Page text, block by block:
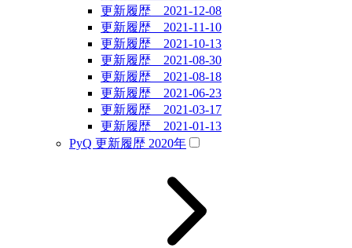
更新履歴 2021-12-08
更新履歴 2021-11-10
更新履歴 2021-10-13
更新履歴 2021-08-30
更新履歴 2021-08-18
更新履歴 2021-06-23
更新履歴 2021-03-17
更新履歴 2021-01-13
PyQ 更新履歴 2020年